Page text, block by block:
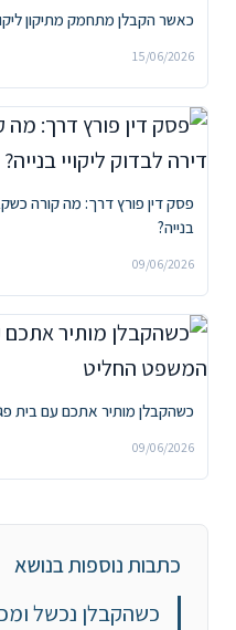
כאשר הקבלן מתחמק מתיקון
15/06/2026
פסק דין פורץ דרך: מה קורה
בנייה?
09/06/2026
כשהקבלן מותיר אתכם עם בית
09/06/2026
כתבות נוספות בנושא
כשהקבלן נכשל